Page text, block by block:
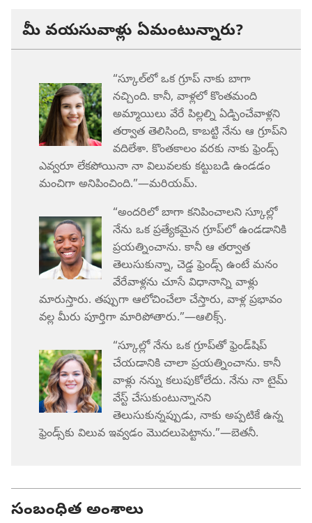
మీ వయసువాళ్లు ఏమంటున్నారు?
“స్కూల్‌లో ఒక గ్రూప్‌ నాకు బాగా
నచ్చింది. కానీ, వాళ్లలో కొంతమంది
అమ్మాయిలు వేరే పిల్లల్ని ఏడ్పించేవాళ్లని
తర్వాత తెలిసింది, కాబట్టి నేను ఆ గ్రూప్‌ని
వదిలేశా. కొంతకాలం వరకు నాకు ఫ్రెండ్స్‌
ఎవ్వరూ లేకపోయినా నా విలువలకు కట్టుబడి ఉండడం
మంచిగా అనిపించింది.”—మరియమ్‌.
“అందరిలో బాగా కనిపించాలని స్కూల్లో
నేను ఒక ప్రత్యేకమైన గ్రూప్‌లో ఉండడానికి
ప్రయత్నించాను. కానీ ఆ తర్వాత
తెలుసుకున్నా, చెడ్డ ఫ్రెండ్స్‌ ఉంటే మనం
వేరేవాళ్లను చూసే విధానాన్ని వాళ్లు
మారుస్తారు. తప్పుగా ఆలోచించేలా చేస్తారు, వాళ్ల ప్రభావం
వల్ల మీరు పూర్తిగా మారిపోతారు.”—ఆలిక్స్‌.
“స్కూల్లో నేను ఒక గ్రూప్‌తో ఫ్రెండ్‌షిప్‌
చేయడానికి చాలా ప్రయత్నించాను. కానీ
వాళ్లు నన్ను కలుపుకోలేదు. నేను నా టైమ్‌
వేస్ట్‌ చేసుకుంటున్నానని
తెలుసుకున్నప్పుడు, నాకు అప్పటికే ఉన్న
ఫ్రెండ్స్‌కు విలువ ఇవ్వడం మొదలుపెట్టాను.”—బెతనీ.
సంబంధిత అంశాలు